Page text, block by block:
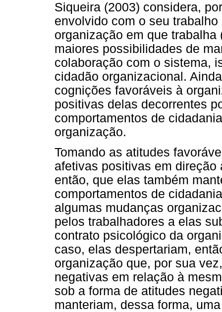
Siqueira (2003) considera,
envolvido com o seu
organização em que
maiores possibilidades de
colaboração com o sistema,
cidadão organizacional.
cognições favoráveis à
positivas delas decorrentes
comportamentos de
organização.
Tomando as atitudes
afetivas positivas em
então, que elas também
comportamentos de
algumas mudanças
pelos trabalhadores a elas
contrato psicológico da
caso, elas despertariam,
organização que, por sua
negativas em relação à
sob a forma de atitudes
manteriam, dessa forma,